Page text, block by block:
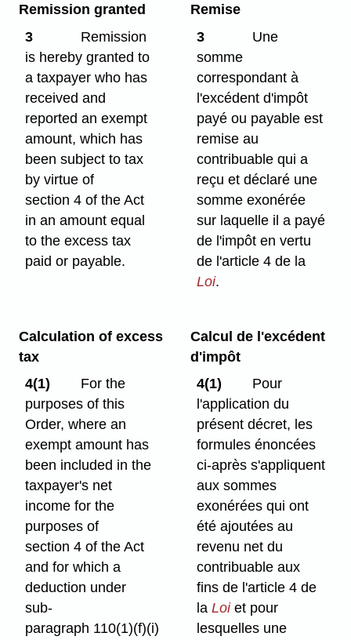
Remission granted
3
Remission
is hereby granted to
a taxpayer who has
received and
reported an exempt
amount, which has
been subject to tax
by virtue of
section 4 of the Act
in an amount equal
to the excess tax
paid or payable.
Remise
3
Une
somme
correspondant à
l'excédent d'impôt
payé ou payable est
remise au
contribuable qui a
reçu et déclaré une
somme exonérée
sur laquelle il a payé
de l'impôt en vertu
de l'article 4 de la
Loi.
Calculation of excess
tax
4(1)
For the
purposes of this
Order, where an
exempt amount has
been included in the
taxpayer's net
income for the
purposes of
section 4 of the Act
and for which a
deduction under
sub-
paragraph 110(1)⁠(f)⁠(i)
Calcul de l'excédent
d'impôt
4(1)
Pour
l'application du
présent décret, les
formules énoncées
ci-après s'appliquent
aux sommes
exonérées qui ont
été ajoutées au
revenu net du
contribuable aux
fins de l'article 4 de
laLoiet pour
lesquelles une